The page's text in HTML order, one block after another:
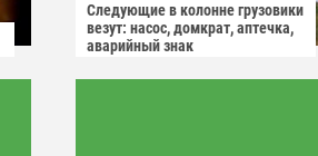
Следующие в колонне грузовики
везут: насос, домкрат, аптечка,
аварийный знак